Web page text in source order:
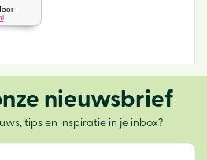
nieuwsbrief
tips en inspiratie in je inbox?